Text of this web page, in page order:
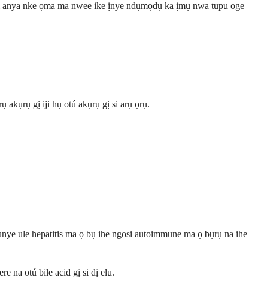
nke ọma ma nwee ike ịnye ndụmọdụ ka ịmụ nwa tupu oge
akụrụ gị iji hụ otú akụrụ gị si arụ ọrụ.
ule hepatitis ma ọ bụ ihe ngosi autoimmune ma ọ bụrụ na ihe
na otú bile acid gị si dị elu.